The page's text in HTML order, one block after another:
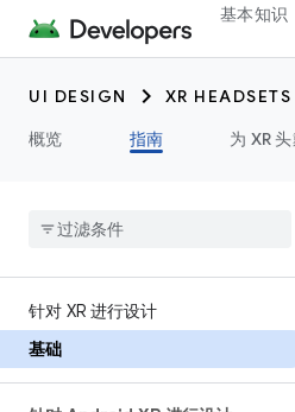
基本知识
UI DESIGN
XR
概览
指南 为 XR
针对 XR 进行设计
基础